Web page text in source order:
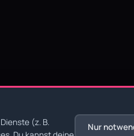
(z. B.
Nur